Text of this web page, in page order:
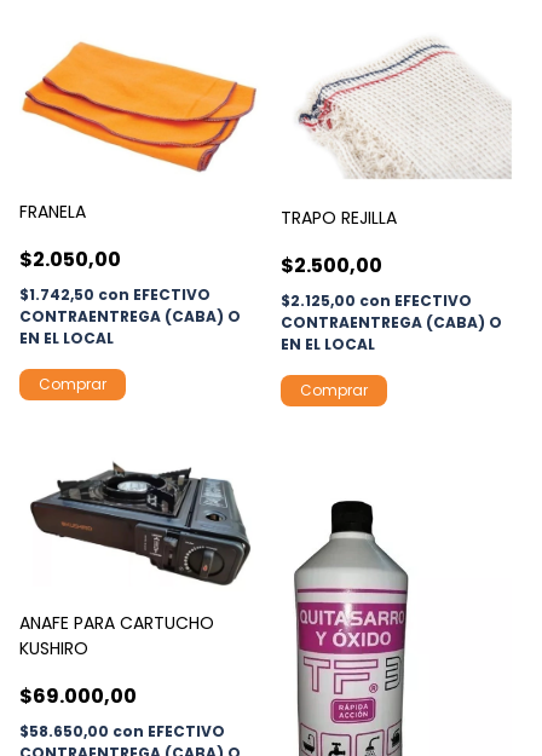
FRANELA
$2.050,00
$1.742,50 con EFECTIVO
CONTRAENTREGA (CABA) O
EN EL LOCAL
TRAPO REJILLA
$2.500,00
$2.125,00 con EFECTIVO
CONTRAENTREGA (CABA) O
EN EL LOCAL
ANAFE PARA CARTUCHO
KUSHIRO
$69.000,00
$58.650,00 con EFECTIVO